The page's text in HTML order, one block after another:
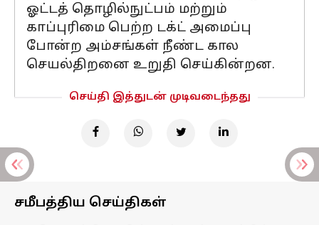
ஓட்டத் தொழில்நுட்பம் மற்றும்
காப்புரிமை பெற்ற டக்ட் அமைப்பு
போன்ற அம்சங்கள் நீண்ட கால
செயல்திறனை உறுதி செய்கின்றன.
செய்தி இத்துடன் முடிவடைந்தது
சமீபத்திய செய்திகள்